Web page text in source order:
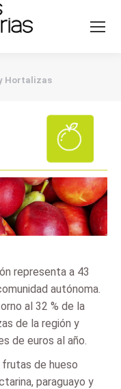
Hortalizas
representa a 43
autónoma.
al 32 % de la
de la región y
de euros al año.
de hueso
paraguayo y